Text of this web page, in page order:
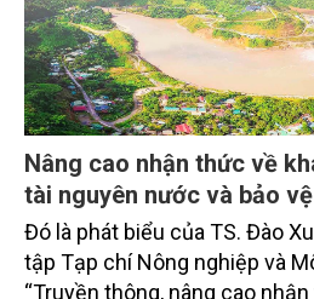
Nâng cao nhận thức về
tài nguyên nước và bảo
Đó là phát biểu của TS. Đào
tập Tạp chí Nông nghiệp và
“Truyền thông, nâng cao